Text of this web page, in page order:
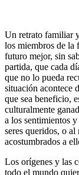
Un retrato familiar
los miembros de la
futuro mejor, sin
partida, que cada
que no lo pueda
situación acontece
que sea beneficio,
culturalmente
a los sentimientos
seres queridos, o al
acostumbrados a
Los orígenes y las
todo el mundo